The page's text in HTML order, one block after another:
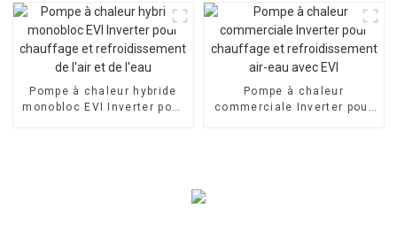
maison avec inverseur Split
Evi
Pompe à chaleur hybride
monobloc EVI Inverter pour
Pompe à chaleur
commerciale Inverter pour